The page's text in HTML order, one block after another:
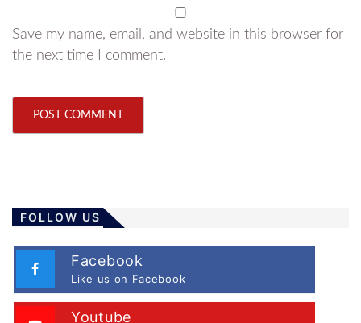
Save my name, email, and website in this browser for
the next time I comment.
FOLLOW US
Facebook
Like us on Facebook
Youtube